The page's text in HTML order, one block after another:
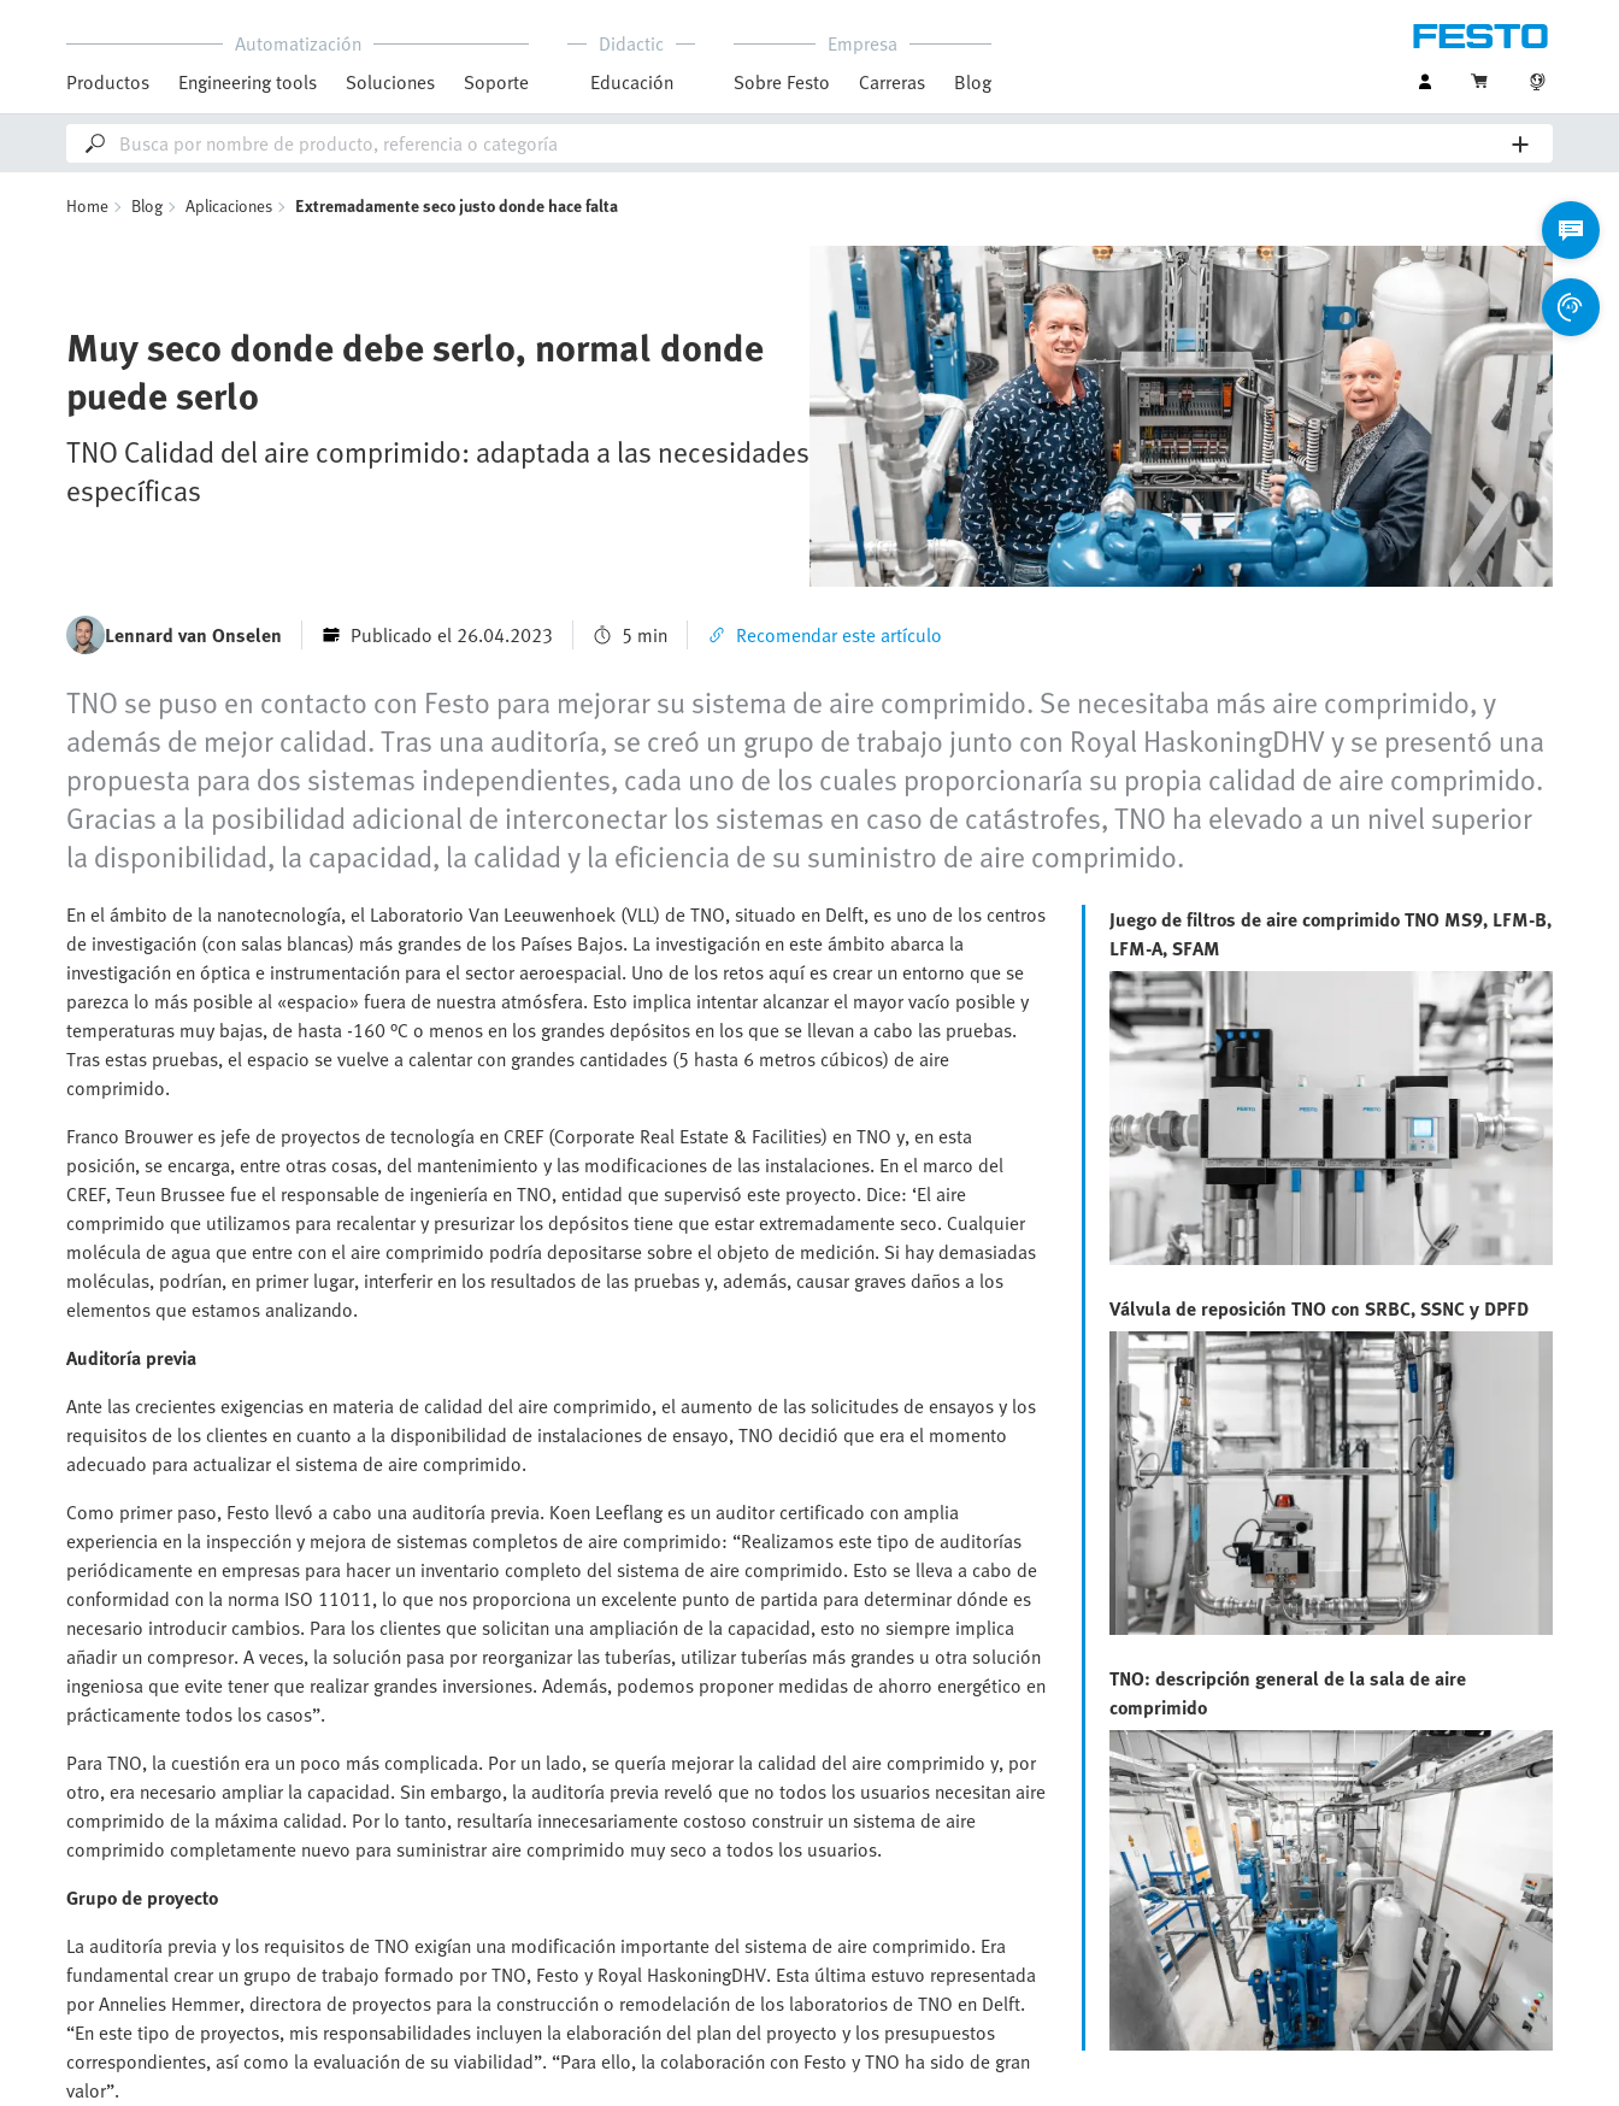
Automatización
Productos
Engineering tools Soluciones Soporte
Didactic
Educación
Empresa
Sobre Festo
Carreras Blog
Home Blog Aplicaciones Extremadamente seco justo donde hace falta
Muy seco donde debe serlo, normal donde
puede serlo
TNO Calidad del aire comprimido: adaptada a las necesidades
específicas
Lennard van Onselen Publicado el 26.04.2023 5 min Recomendar este artículo
TNO se puso en contacto con Festo para mejorar su sistema de aire comprimido. Se necesitaba más aire comprimido, y
además de mejor calidad. Tras una auditoría, se creó un grupo de trabajo junto con Royal HaskoningDHV y se presentó una
propuesta para dos sistemas independientes, cada uno de los cuales proporcionaría su propia calidad de aire comprimido.
Gracias a la posibilidad adicional de interconectar los sistemas en caso de catástrofes, TNO ha elevado a un nivel superior
la disponibilidad, la capacidad, la calidad y la eficiencia de su suministro de aire comprimido.
En el ámbito de la nanotecnología, el Laboratorio Van Leeuwenhoek (VLL) de TNO, situado en Delft, es uno de los centros
de investigación (con salas blancas) más grandes de los Países Bajos. La investigación en este ámbito abarca la
investigación en óptica e instrumentación para el sector aeroespacial. Uno de los retos aquí es crear un entorno que se
parezca lo más posible al «espacio» fuera de nuestra atmósfera. Esto implica intentar alcanzar el mayor vacío posible y
temperaturas muy bajas, de hasta -160 °C o menos en los grandes depósitos en los que se llevan a cabo las pruebas.
Tras estas pruebas, el espacio se vuelve a calentar con grandes cantidades (5 hasta 6 metros cúbicos) de aire
comprimido.
Franco Brouwer es jefe de proyectos de tecnología en CREF (Corporate Real Estate & Facilities) en TNO y, en esta
posición, se encarga, entre otras cosas, del mantenimiento y las modificaciones de las instalaciones. En el marco del
CREF, Teun Brussee fue el responsable de ingeniería en TNO, entidad que supervisó este proyecto. Dice: ‘El aire
comprimido que utilizamos para recalentar y presurizar los depósitos tiene que estar extremadamente seco. Cualquier
molécula de agua que entre con el aire comprimido podría depositarse sobre el objeto de medición. Si hay demasiadas
moléculas, podrían, en primer lugar, interferir en los resultados de las pruebas y, además, causar graves daños a los
elementos que estamos analizando.
Auditoría previa
Ante las crecientes exigencias en materia de calidad del aire comprimido, el aumento de las solicitudes de ensayos y los
requisitos de los clientes en cuanto a la disponibilidad de instalaciones de ensayo, TNO decidió que era el momento
adecuado para actualizar el sistema de aire comprimido.
Como primer paso, Festo llevó a cabo una auditoría previa. Koen Leeflang es un auditor certificado con amplia
experiencia en la inspección y mejora de sistemas completos de aire comprimido: “Realizamos este tipo de auditorías
periódicamente en empresas para hacer un inventario completo del sistema de aire comprimido. Esto se lleva a cabo de
conformidad con la norma ISO 11011, lo que nos proporciona un excelente punto de partida para determinar dónde es
necesario introducir cambios. Para los clientes que solicitan una ampliación de la capacidad, esto no siempre implica
añadir un compresor. A veces, la solución pasa por reorganizar las tuberías, utilizar tuberías más grandes u otra solución
ingeniosa que evite tener que realizar grandes inversiones. Además, podemos proponer medidas de ahorro energético en
prácticamente todos los casos”.
Para TNO, la cuestión era un poco más complicada. Por un lado, se quería mejorar la calidad del aire comprimido y, por
otro, era necesario ampliar la capacidad. Sin embargo, la auditoría previa reveló que no todos los usuarios necesitan aire
comprimido de la máxima calidad. Por lo tanto, resultaría innecesariamente costoso construir un sistema de aire
comprimido completamente nuevo para suministrar aire comprimido muy seco a todos los usuarios.
Grupo de proyecto
La auditoría previa y los requisitos de TNO exigían una modificación importante del sistema de aire comprimido. Era
fundamental crear un grupo de trabajo formado por TNO, Festo y Royal HaskoningDHV. Esta última estuvo representada
por Annelies Hemmer, directora de proyectos para la construcción o remodelación de los laboratorios de TNO en Delft.
“En este tipo de proyectos, mis responsabilidades incluyen la elaboración del plan del proyecto y los presupuestos
correspondientes, así como la evaluación de su viabilidad”. “Para ello, la colaboración con Festo y TNO ha sido de gran
valor”.
Juego de filtros de aire comprimido TNO MS9, LFM-B,
LFM-A, SFAM
Válvula de reposición TNO con SRBC, SSNC y DPFD
TNO: descripción general de la sala de aire
comprimido